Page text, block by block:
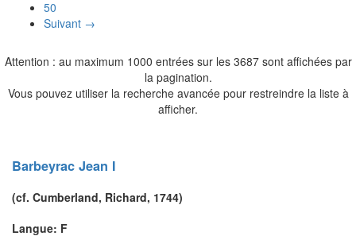
50
Suivant →
Attention : au maximum 1000 entrées sur les 3687 sont affichées par
la pagination.
Vous pouvez utiliser la recherche avancée pour restreindre la liste à
afficher.
Barbeyrac Jean I
(cf. Cumberland, Richard, 1744)
Langue: F